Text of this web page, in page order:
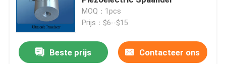
piezoelectric ultrasone omvormer
Omkeerbare ultrasone transducer
MOQ：1pcs
Prijs：$6--$15
Beste prijs Contacteer ons